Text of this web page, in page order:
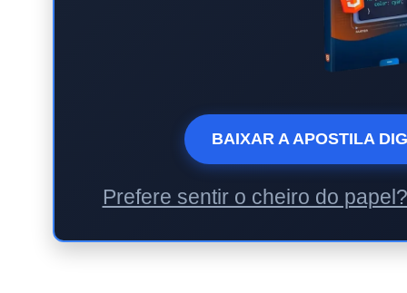
BAIXAR A APOSTILA
Prefere sentir o cheiro do